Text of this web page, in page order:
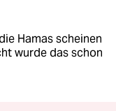
Hamas scheinen
wurde das schon